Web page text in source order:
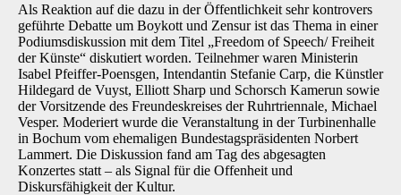
Als Reaktion auf die dazu in der Öffentlichkeit sehr kontrovers
geführte Debatte um Boykott und Zensur ist das Thema in einer
Podiumsdiskussion mit dem Titel „Freedom of Speech/ Freiheit
der Künste“ diskutiert worden. Teilnehmer waren Ministerin
Isabel Pfeiffer-Poensgen, Intendantin Stefanie Carp, die Künstler
Hildegard de Vuyst, Elliott Sharp und Schorsch Kamerun sowie
der Vorsitzende des Freundeskreises der Ruhrtriennale, Michael
Vesper. Moderiert wurde die Veranstaltung in der Turbinenhalle
in Bochum vom ehemaligen Bundestagspräsidenten Norbert
Lammert. Die Diskussion fand am Tag des abgesagten
Konzertes statt – als Signal für die Offenheit und
Diskursfähigkeit der Kultur.